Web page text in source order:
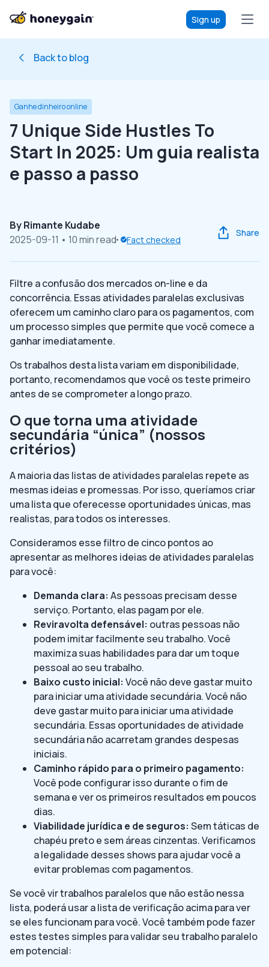
Sign up
Back to blog
Ganhe dinheiro online
7 Unique Side Hustles To
Start In 2025: Um guia realista
e passo a passo
ByRimante Kudabe
2025-09-11 • 10 min read Fact checked
Share
Filtre a confusão dos mercados on-line e da
concorrência. Essas atividades paralelas exclusivas
oferecem um caminho claro para os pagamentos, com
um processo simples que permite que você comece a
ganhar imediatamente.
Os trabalhos desta lista variam em disponibilidade,
portanto, recomendamos que você os teste primeiro
antes de se comprometer a longo prazo.
O que torna uma atividade
secundária “única” (nossos
critérios)
A maioria das listas de atividades paralelas repete as
mesmas ideias e promessas. Por isso, queríamos criar
uma lista que oferecesse oportunidades únicas, mas
realistas, para todos os interesses.
Consideramos esse filtro de cinco pontos ao
apresentar as melhores ideias de atividades paralelas
para você:
Demanda clara: As pessoas precisam desse
serviço. Portanto, elas pagam por ele.
Reviravolta defensável: outras pessoas não
podem imitar facilmente seu trabalho. Você
maximiza suas habilidades para dar um toque
pessoal ao seu trabalho.
Baixo custo inicial: Você não deve gastar muito
para iniciar uma atividade secundária. Você não
deve gastar muito para iniciar uma atividade
secundária. Essas oportunidades de atividade
secundária não acarretam grandes despesas
iniciais.
Caminho rápido para o primeiro pagamento:
Você pode configurar isso durante o fim de
semana e ver os primeiros resultados em poucos
dias.
Viabilidade jurídica e de seguros: Sem táticas de
chapéu preto e sem áreas cinzentas. Verificamos
a legalidade desses shows para ajudar você a
evitar problemas com pagamentos.
Se você vir trabalhos paralelos que não estão nessa
lista, poderá usar a lista de verificação acima para ver
se eles funcionam para você. Você também pode fazer
estes testes simples para validar seu trabalho paralelo
em potencial: